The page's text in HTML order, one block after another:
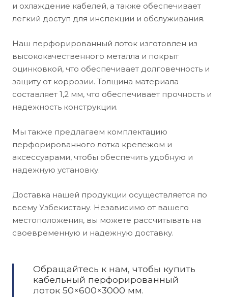
и охлаждение кабелей, а также обеспечивает
легкий доступ для инспекции и обслуживания.
Наш перфорированный лоток изготовлен из
высококачественного металла и покрыт
оцинковкой, что обеспечивает долговечность и
защиту от коррозии. Толщина материала
составляет 1,2 мм, что обеспечивает прочность и
надежность конструкции.
Мы также предлагаем комплектацию
перфорированного лотка крепежом и
аксессуарами, чтобы обеспечить удобную и
надежную установку.
Доставка нашей продукции осуществляется по
всему Узбекистану. Независимо от вашего
местоположения, вы можете рассчитывать на
своевременную и надежную доставку.
Обращайтесь к нам, чтобы купить
кабельный перфорированный
лоток 50×600×3000 мм.